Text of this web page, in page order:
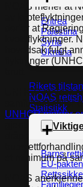
Eritrea
Palestina
Syria
Ukraina
Rikets
NOAS
Statistikk
Barns
EU-pakten
NOAS mener at
av
derfor at
kvoteflyktninger.
hovedsak fulgt
flyktninger
UNHCR melder
samfunnet stiller
UNHCR melder
gjenbosetting i
dråpe i havet.
et minimum på
NOAS